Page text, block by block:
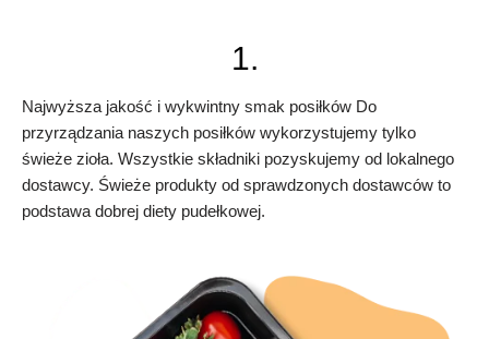
1.
Najwyższa jakość i wykwintny smak posiłków Do
przyrządzania naszych posiłków wykorzystujemy tylko
świeże zioła. Wszystkie składniki pozyskujemy od lokalnego
dostawcy. Świeże produkty od sprawdzonych dostawców to
podstawa dobrej diety pudełkowej.